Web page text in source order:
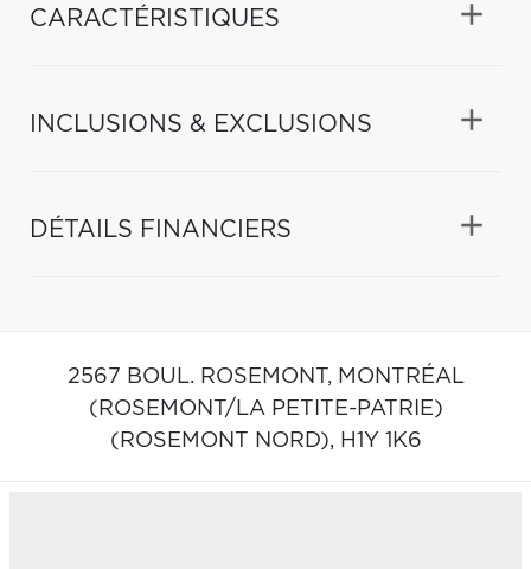
CARACTÉRISTIQUES
INCLUSIONS & EXCLUSIONS
DÉTAILS FINANCIERS
2567 BOUL. ROSEMONT, MONTRÉAL
(ROSEMONT/LA PETITE-PATRIE)
(ROSEMONT NORD), H1Y 1K6